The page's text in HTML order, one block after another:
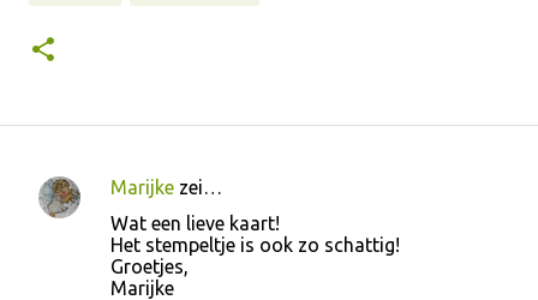
R
Marijke zei…
Wat een lieve kaart!
Het stempeltje is ook zo schattig!
Groetjes,
Marijke